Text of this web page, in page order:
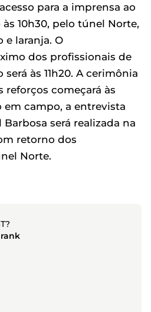
para a imprensa ao
10h30, pelo túnel Norte,
e laranja. O
dos profissionais de
às 11h20. A cerimônia
reforços começará às
em campo, a entrevista
será realizada na
retorno dos
Norte.